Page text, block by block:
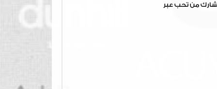
شارك من تحب عبر